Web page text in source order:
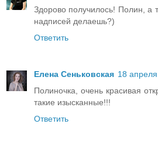
Здорово получилось! Полин, а
надписей делаешь?)
Ответить
Елена Сеньковская 18
Полиночка, очень красивая
такие изысканные!!!
Ответить